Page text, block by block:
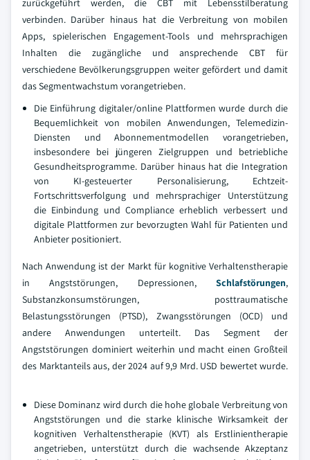
zurückgeführt werden, die CBT mit Lebensstilberatung
verbinden. Darüber hinaus hat die Verbreitung von mobilen
Apps, spielerischen Engagement-Tools und mehrsprachigen
Inhalten die zugängliche und ansprechende CBT für
verschiedene Bevölkerungsgruppen weiter gefördert und damit
das Segmentwachstum vorangetrieben.
Die Einführung digitaler/online Plattformen wurde durch die
Bequemlichkeit von mobilen Anwendungen, Telemedizin-
Diensten und Abonnementmodellen vorangetrieben,
insbesondere bei jüngeren Zielgruppen und betriebliche
Gesundheitsprogramme. Darüber hinaus hat die Integration
von KI-gesteuerter Personalisierung, Echtzeit-
Fortschrittsverfolgung und mehrsprachiger Unterstützung
die Einbindung und Compliance erheblich verbessert und
digitale Plattformen zur bevorzugten Wahl für Patienten und
Anbieter positioniert.
Nach Anwendung ist der Markt für kognitive Verhaltenstherapie
in Angststörungen, Depressionen, Schlafstörungen,
Substanzkonsumstörungen, posttraumatische
Belastungsstörungen (PTSD), Zwangsstörungen (OCD) und
andere Anwendungen unterteilt. Das Segment der
Angststörungen dominiert weiterhin und macht einen Großteil
des Marktanteils aus, der 2024 auf 9,9 Mrd. USD bewertet wurde.
Diese Dominanz wird durch die hohe globale Verbreitung von
Angststörungen und die starke klinische Wirksamkeit der
kognitiven Verhaltenstherapie (KVT) als Erstlinientherapie
angetrieben, unterstützt durch die wachsende Akzeptanz